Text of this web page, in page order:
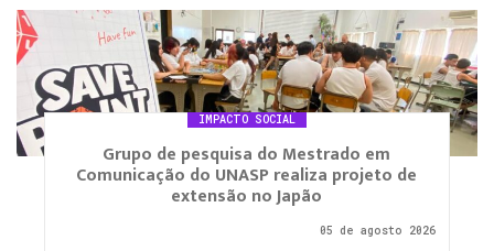
IMPACTO SOCIAL
Grupo de pesquisa do Mestrado em
Comunicação do UNASP realiza projeto de
extensão no Japão
05 de agosto 2026